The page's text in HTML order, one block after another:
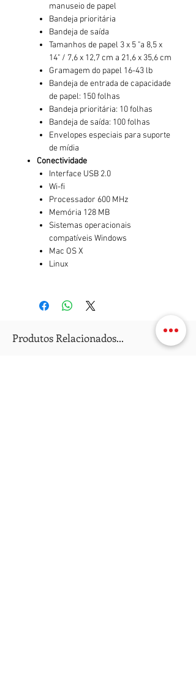
manuseio de papel
Bandeja prioritária
Bandeja de saída
Tamanhos de papel 3 x 5 "a 8,5 x
14" / 7,6 x 12,7 cm a 21,6 x 35,6 cm
Gramagem do papel 16-43 lb
Bandeja de entrada de capacidade
de papel: 150 folhas
Bandeja prioritária: 10 folhas
Bandeja de saída: 100 folhas
Envelopes especiais para suporte
de mídia
Conectividade
Interface USB 2.0
Wi-fi
Processador 600 MHz
Memória 128 MB
Sistemas operacionais
compatíveis Windows
Mac OS X
Linux
Produtos Relacionados...